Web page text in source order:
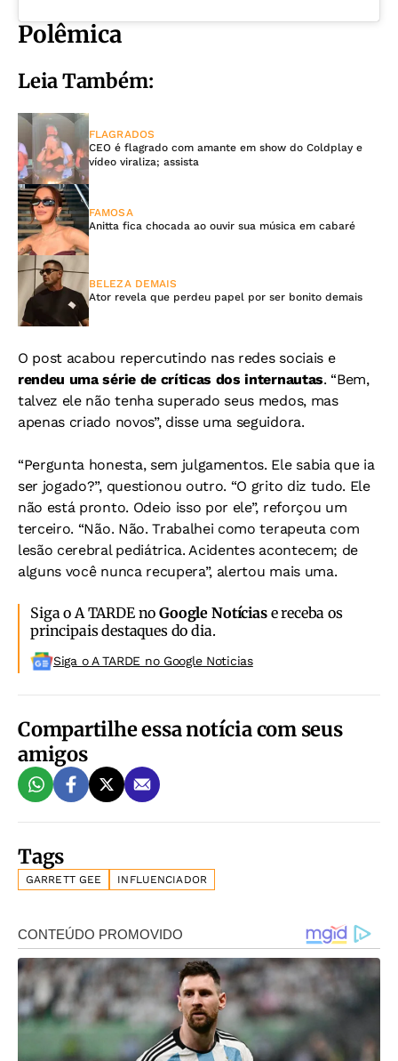
Polêmica
Leia Também:
FLAGRADOS
CEO é flagrado com amante em show do Coldplay e
vídeo viraliza; assista
FAMOSA
Anitta fica chocada ao ouvir sua música em cabaré
BELEZA DEMAIS
Ator revela que perdeu papel por ser bonito demais
O post acabou repercutindo nas redes sociais e
rendeu uma série de críticas dos internautas. “Bem,
talvez ele não tenha superado seus medos, mas
apenas criado novos”, disse uma seguidora.
“Pergunta honesta, sem julgamentos. Ele sabia que ia
ser jogado?”, questionou outro. “O grito diz tudo. Ele
não está pronto. Odeio isso por ele”, reforçou um
terceiro. “Não. Não. Trabalhei como terapeuta com
lesão cerebral pediátrica. Acidentes acontecem; de
alguns você nunca recupera”, alertou mais uma.
Siga o A TARDE noGoogle Notíciase receba os
principais destaques do dia.
Siga o A TARDE no Google Noticias
Compartilhe essa notícia com seus
amigos
Tags
GARRETT GEE INFLUENCIADOR